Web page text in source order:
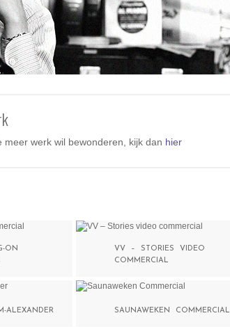
werk wil bewonderen, kijk dan hier
ON
VV – STORIES VIDEO
COMMERCIAL
ALEXANDER SAUNAWEKEN COMMERCIAL